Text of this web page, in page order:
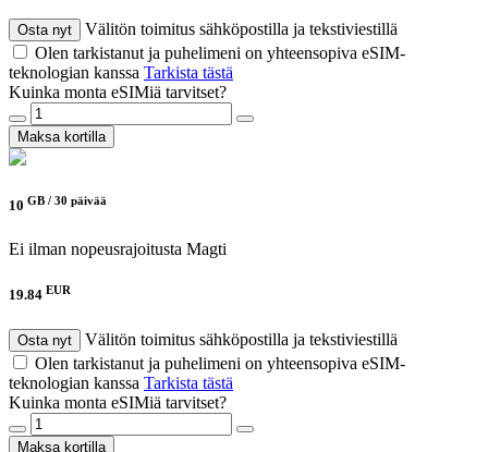
Osta nyt
Välitön toimitus sähköpostilla ja tekstiviestillä
Olen tarkistanut ja puhelimeni on yhteensopiva eSIM-
teknologian kanssa Tarkista tästä
Kuinka monta eSIMiä tarvitset?
Maksa kortilla
10 GB / 30 päivää
Ei ilman nopeusrajoitusta Magti
19.84 EUR
Osta nyt
Välitön toimitus sähköpostilla ja tekstiviestillä
Olen tarkistanut ja puhelimeni on yhteensopiva eSIM-
teknologian kanssa Tarkista tästä
Kuinka monta eSIMiä tarvitset?
Maksa kortilla